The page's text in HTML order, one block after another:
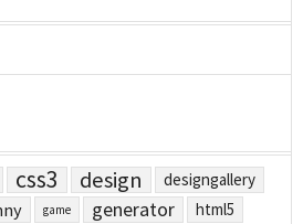
css3 design designgallery
game generator html5